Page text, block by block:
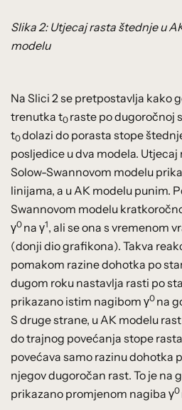
Slika 2: Utjecaj rasta štednje u
modelu
Na Slici 2 se pretpostavlja kako
trenutka t0 raste po dugoročnoj
t0dolazi do porasta stope
posljedice u dva modela.
Solow-Swannovom modelu
linijama, a u AK modelu punim.
Swannovom modelu
γ0 na γ1, ali se ona s vremenom
(donji dio grafikona). Takva
pomakom razine dohotka po
dugom roku nastavlja rasti po
prikazano istim nagibom γ0 na
S druge strane, u AK modelu
do trajnog povećanja stope
povećava samo razinu dohotka
njegov dugoročan rast. To je na
prikazano promjenom nagiba γ0